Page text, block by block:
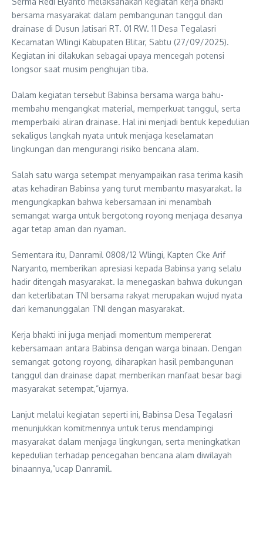
bersama masyarakat dalam pembangunan tanggul dan
drainase di Dusun Jatisari RT. 01 RW. 11 Desa Tegalasri
Kecamatan Wlingi Kabupaten Blitar, Sabtu (27/09/2025).
Kegiatan ini dilakukan sebagai upaya mencegah potensi
longsor saat musim penghujan tiba.
Dalam kegiatan tersebut Babinsa bersama warga bahu-
membahu mengangkat material, memperkuat tanggul, serta
memperbaiki aliran drainase. Hal ini menjadi bentuk kepedulian
sekaligus langkah nyata untuk menjaga keselamatan
lingkungan dan mengurangi risiko bencana alam.
Salah satu warga setempat menyampaikan rasa terima kasih
atas kehadiran Babinsa yang turut membantu masyarakat. Ia
mengungkapkan bahwa kebersamaan ini menambah
semangat warga untuk bergotong royong menjaga desanya
agar tetap aman dan nyaman.
Sementara itu, Danramil 0808/12 Wlingi, Kapten Cke Arif
Naryanto, memberikan apresiasi kepada Babinsa yang selalu
hadir ditengah masyarakat. Ia menegaskan bahwa dukungan
dan keterlibatan TNI bersama rakyat merupakan wujud nyata
dari kemanunggalan TNI dengan masyarakat.
Kerja bhakti ini juga menjadi momentum mempererat
kebersamaan antara Babinsa dengan warga binaan. Dengan
semangat gotong royong, diharapkan hasil pembangunan
tanggul dan drainase dapat memberikan manfaat besar bagi
masyarakat setempat,”ujarnya.
Lanjut melalui kegiatan seperti ini, Babinsa Desa Tegalasri
menunjukkan komitmennya untuk terus mendampingi
masyarakat dalam menjaga lingkungan, serta meningkatkan
kepedulian terhadap pencegahan bencana alam diwilayah
binaannya,”ucap Danramil.